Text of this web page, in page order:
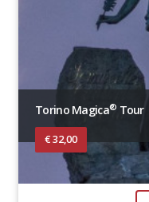
Torino Magica® Tour
€ 32,00